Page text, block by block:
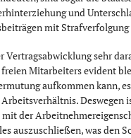
und
mit Strafverfolgung
Vertragsabwicklung sehr
freien Mitarbeiters evident
aufkommen kann,
Deswegen
der
auszuschließen, was den